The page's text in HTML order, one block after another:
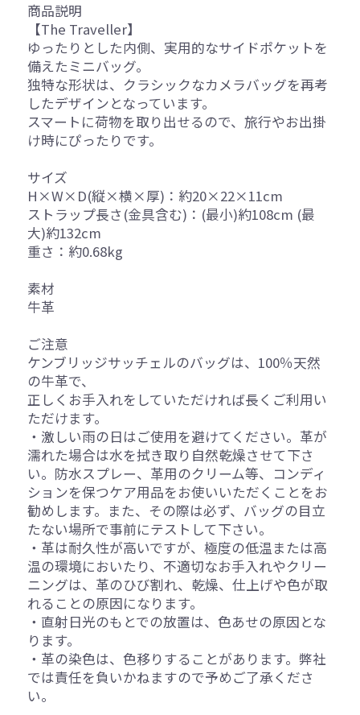
商品説明
【The Traveller】
ゆったりとした内側、実用的なサイドポケットを
備えたミニバッグ。
独特な形状は、クラシックなカメラバッグを再考
したデザインとなっています。
スマートに荷物を取り出せるので、旅行やお出掛
け時にぴったりです。
サイズ
H×W×D(縦×横×厚)：約20×22×11cm
ストラップ長さ(金具含む)：(最小)約108cm (最
大)約132cm
重さ：約0.68kg
素材
牛革
ご注意
ケンブリッジサッチェルのバッグは、100％天然
の牛革で、
正しくお手入れをしていただければ長くご利用い
ただけます。
・激しい雨の日はご使用を避けてください。革が
濡れた場合は水を拭き取り自然乾燥させて下さ
い。防水スプレー、革用のクリーム等、コンディ
ションを保つケア用品をお使いいただくことをお
勧めします。また、その際は必ず、バッグの目立
たない場所で事前にテストして下さい。
・革は耐久性が高いですが、極度の低温または高
温の環境においたり、不適切なお手入れやクリー
ニングは、革のひび割れ、乾燥、仕上げや色が取
れることの原因になります。
・直射日光のもとでの放置は、色あせの原因とな
ります。
・革の染色は、色移りすることがあります。弊社
では責任を負いかねますので予めご了承くださ
い。